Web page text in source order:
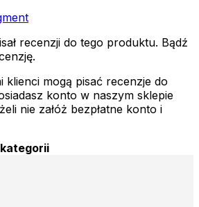
recenzji do tego produktu. Bądź
klienci mogą pisać recenzje do
konto w naszym sklepie
nie załóż bezpłatne konto i
kategorii